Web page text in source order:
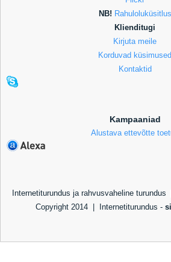
NB! Rahuloluküsitlus
Klienditugi
Kirjuta meile
Korduvad küsimused
Kontaktid
Kampaaniad
Alustava ettevõtte
Internetiturundus ja rahvusvaheline turundus
Copyright 2014 | Internetiturundus -